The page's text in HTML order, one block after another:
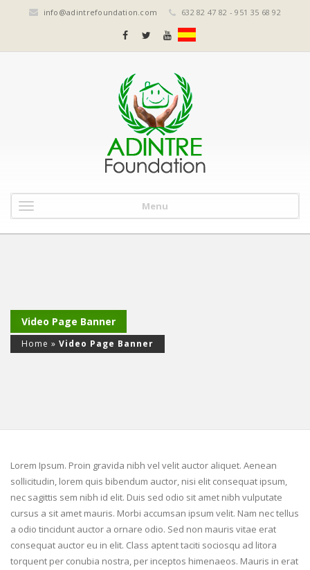
info@adintrefoundation.com 632 82 47 82 - 951 35 68 92
Menu
Video Page Banner
Home » Video Page Banner
Lorem Ipsum. Proin gravida nibh vel velit auctor aliquet. Aenean
sollicitudin, lorem quis bibendum auctor, nisi elit consequat ipsum,
nec sagittis sem nibh id elit. Duis sed odio sit amet nibh vulputate
cursus a sit amet mauris. Morbi accumsan ipsum velit. Nam nec tellus
a odio tincidunt auctor a ornare odio. Sed non mauris vitae erat
consequat auctor eu in elit. Class aptent taciti sociosqu ad litora
torquent per conubia nostra, per inceptos himenaeos. Mauris in erat